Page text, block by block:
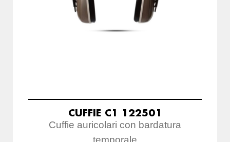
CUFFIE C1 122501
Cuffie auricolari con bardatura
temporale